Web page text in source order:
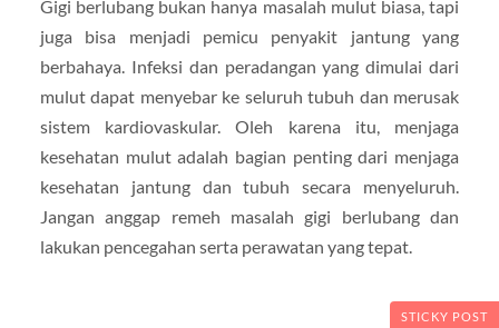
Gigi berlubang bukan hanya masalah mulut biasa, tapi
juga bisa menjadi pemicu penyakit jantung yang
berbahaya. Infeksi dan peradangan yang dimulai dari
mulut dapat menyebar ke seluruh tubuh dan merusak
sistem kardiovaskular. Oleh karena itu, menjaga
kesehatan mulut adalah bagian penting dari menjaga
kesehatan jantung dan tubuh secara menyeluruh.
Jangan anggap remeh masalah gigi berlubang dan
lakukan pencegahan serta perawatan yang tepat.
STICKY POST